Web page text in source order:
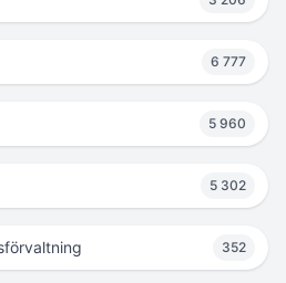
6 777
5 960
5 302
352